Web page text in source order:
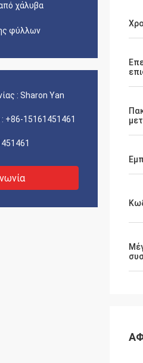
χάλυβα
φύλλων
: Sharon Yan
+86-15161451461